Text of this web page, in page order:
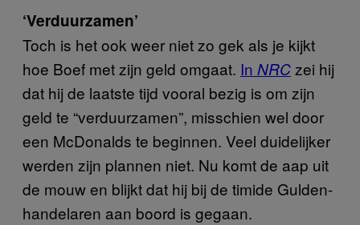
‘Verduurzamen’
Toch is het ook weer niet zo gek als je kijkt
hoe Boef met zijn geld omgaat. In NRCzei hij
dat hij de laatste tijd vooral bezig is om zijn
geld te “verduurzamen”, misschien wel door
een McDonalds te beginnen. Veel duidelijker
werden zijn plannen niet. Nu komt de aap uit
de mouw en blijkt dat hij bij de timide Gulden-
handelaren aan boord is gegaan.